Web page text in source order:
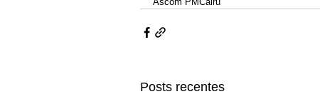
Posts recentes